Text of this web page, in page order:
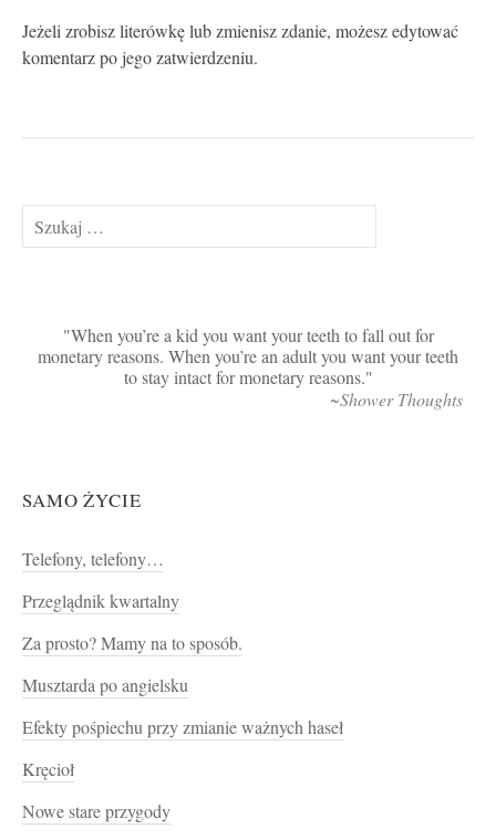
Jeżeli zrobisz literówkę lub zmienisz zdanie, możesz edytować
komentarz po jego zatwierdzeniu.
Szukaj:
When you’re a kid you want your teeth to fall out for
monetary reasons. When you’re an adult you want your teeth
to stay intact for monetary reasons.
~Shower Thoughts
SAMO ŻYCIE
Telefony, telefony…
Przeglądnik kwartalny
Za prosto? Mamy na to sposób.
Musztarda po angielsku
Efekty pośpiechu przy zmianie ważnych haseł
Kręcioł
Nowe stare przygody